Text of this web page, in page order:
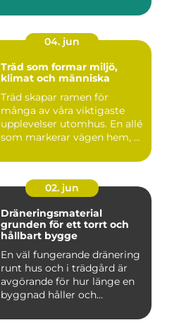
04. jun
Träd som formar miljö,
klimat och människa
Träd skapar ramen för
många av våra viktigaste
upplevelser utomhus. En allé
som markerar vägen hem, ...
02. jun
Dräneringsmaterial
grunden för ett torrt och
hållbart bygge
En väl fungerande dränering
runt hus och i trädgård är
avgörande för hur länge en
byggnad håller och...